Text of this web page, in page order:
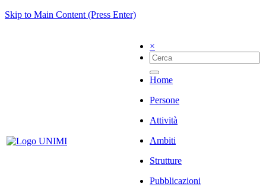
Skip to Main Content (Press Enter)
×
Home
Persone
Attività
Ambiti
Strutture
Pubblicazioni